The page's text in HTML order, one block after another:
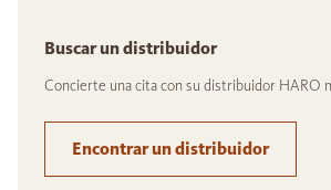
Buscar un distribuidor
Concierte una cita con su distribuidor HARO
Encontrar un distribuidor